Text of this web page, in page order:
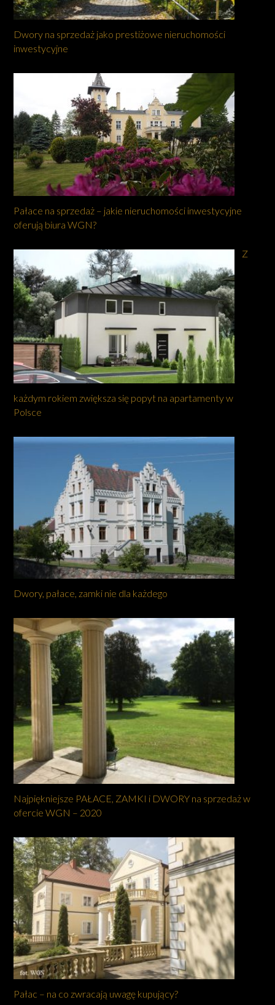
Dwory na sprzedaż jako prestiżowe nieruchomości
inwestycyjne
Pałace na sprzedaż – jakie nieruchomości inwestycyjne
oferują biura WGN?
Z
każdym rokiem zwiększa się popyt na apartamenty w
Polsce
Dwory, pałace, zamki nie dla każdego
Najpiękniejsze PAŁACE, ZAMKI i DWORY na sprzedaż w
ofercie WGN – 2020
Pałac – na co zwracają uwagę kupujący?